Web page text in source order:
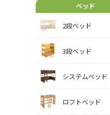
ベッド
2段ベッド
3段ベッド
システムベッド
ロフトベッド